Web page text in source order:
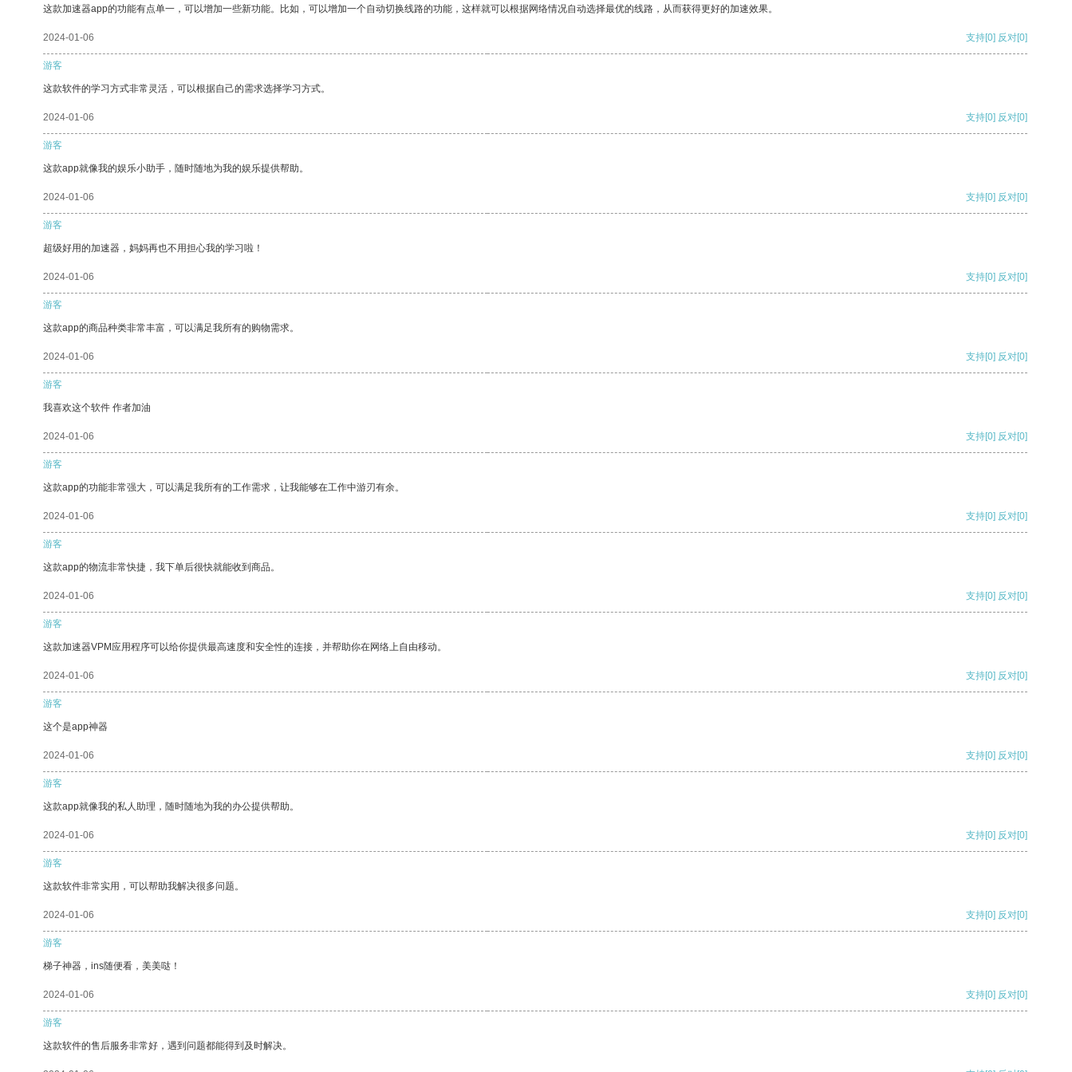
这款加速器app的功能有点单一，可以增加一些新功能。比如，可以增加一个自动切换线路的功能，这样就可以根据网络情况自动选择最优的线路，从而获得更好的加速效果。
2024-01-06 支持[0] 反对[0]
游客
这款软件的学习方式非常灵活，可以根据自己的需求选择学习方式。
2024-01-06 支持[0] 反对[0]
游客
这款app就像我的娱乐小助手，随时随地为我的娱乐提供帮助。
2024-01-06 支持[0] 反对[0]
游客
超级好用的加速器，妈妈再也不用担心我的学习啦！
2024-01-06 支持[0] 反对[0]
游客
这款app的商品种类非常丰富，可以满足我所有的购物需求。
2024-01-06 支持[0] 反对[0]
游客
我喜欢这个软件 作者加油
2024-01-06 支持[0] 反对[0]
游客
这款app的功能非常强大，可以满足我所有的工作需求，让我能够在工作中游刃有余。
2024-01-06 支持[0] 反对[0]
游客
这款app的物流非常快捷，我下单后很快就能收到商品。
2024-01-06 支持[0] 反对[0]
游客
这款加速器VPM应用程序可以给你提供最高速度和安全性的连接，并帮助你在网络上自由移动。
2024-01-06 支持[0] 反对[0]
游客
这个是app神器
2024-01-06 支持[0] 反对[0]
游客
这款app就像我的私人助理，随时随地为我的办公提供帮助。
2024-01-06 支持[0] 反对[0]
游客
这款软件非常实用，可以帮助我解决很多问题。
2024-01-06 支持[0] 反对[0]
游客
梯子神器，ins随便看，美美哒！
2024-01-06 支持[0] 反对[0]
游客
这款软件的售后服务非常好，遇到问题都能得到及时解决。